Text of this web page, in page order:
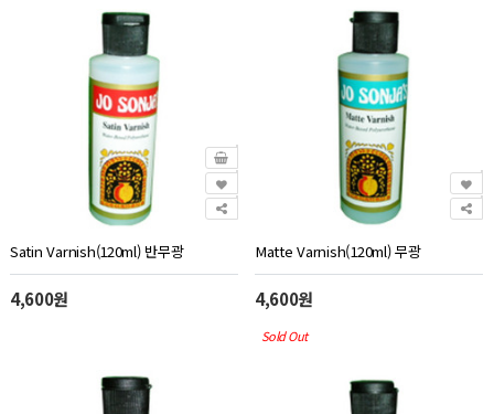
Satin Varnish(120ml) 반무광
4,600원
Matte Varnish(120ml) 무광
4,600원
Sold Out